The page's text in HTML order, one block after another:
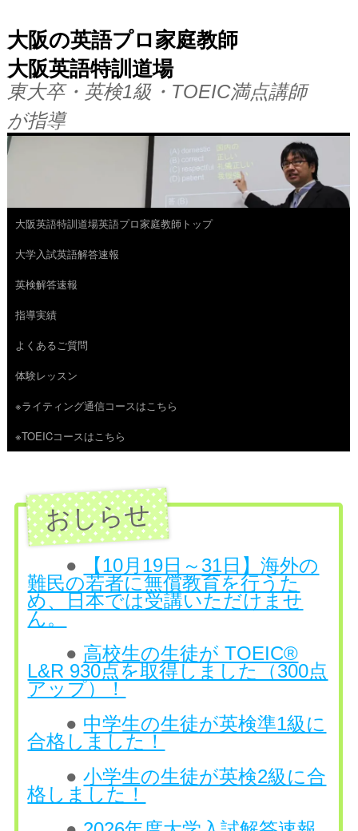
大阪の英語プロ家庭教師
大阪英語特訓道場
東大卒・英検1級・TOEIC満点講師
が指導
コ
ン
テ
ン
ツ
へ
ス
キ
大阪英語特訓道場英語プロ家庭教師トップ
大学入試英語解答速報
英検解答速報
指導実績
よくあるご質問
体験レッスン
※ライティング通信コースはこちら
※TOEICコースはこちら
●
【10月19日～31日】海外の
難民の若者に無償教育を行うた
め、日本では受講いただけませ
ん。
● 高校生の生徒が TOEIC®
L&R 930点を取得しました（300点
アップ）！
● 中学生の生徒が英検準1級に
合格しました！
●小学生の生徒が英検2級に合
格しました！